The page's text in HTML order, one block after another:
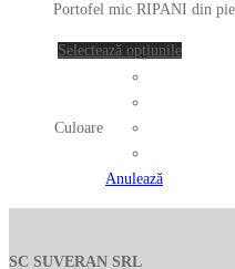
Portofel mic RIPANI din
Selectează opțiunileAcest
Culoare
Anulează
SC SUVERAN SRL